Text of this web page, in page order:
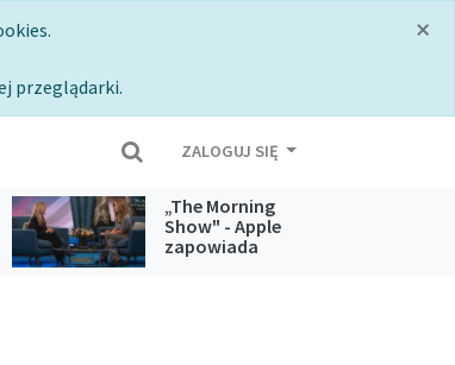
×
przeglądarki.
ZALOGUJ SIĘ
„The Morning
Show" - Apple
zapowiada